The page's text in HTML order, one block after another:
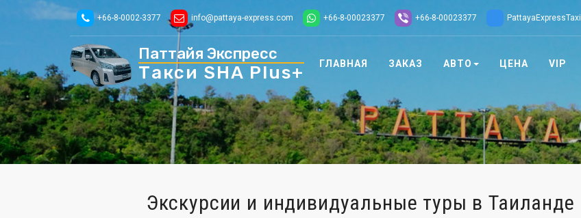
+66-8-0002-3377 info@pattaya-express.com +66-8-00023377 +66-8-00023377 PattayaExpressTaxi
Паттайя Экспресс
Такси SHA Plus+ ГЛАВНАЯ ЗАКАЗ АВТО ЦЕНА VIP
Экскурсии и индивидуальные туры в Таиланде